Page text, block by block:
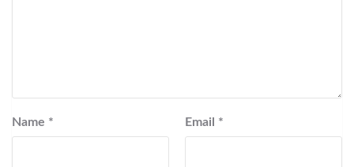
Name * Email *